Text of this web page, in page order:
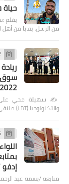
بقلم
من الرسل، بقايا من
سوق
2022
والتكنولوجيا (LBT) ملتقى مستقبل سوق العمل (ملت…
متابعه /بسمه عبد